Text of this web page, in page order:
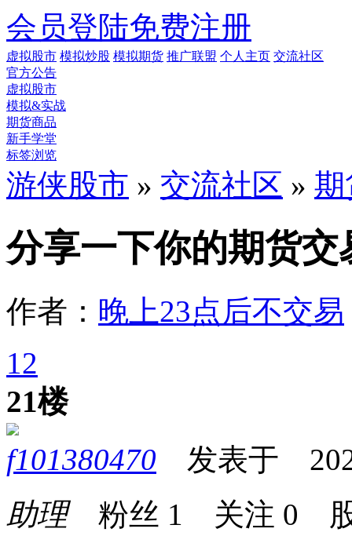
会员登陆免费注册
虚拟股市 模拟炒股 模拟期货 推广联盟 个人主页 交流社区
官方公告
虚拟股市
模拟&实战
期货商品
新手学堂
标签浏览
游侠股市 » 交流社区 » 期
分享一下你的期货交
作者： 晚上23点后不交易
12
21楼
f101380470 发表于
助理粉丝 1 关注 0